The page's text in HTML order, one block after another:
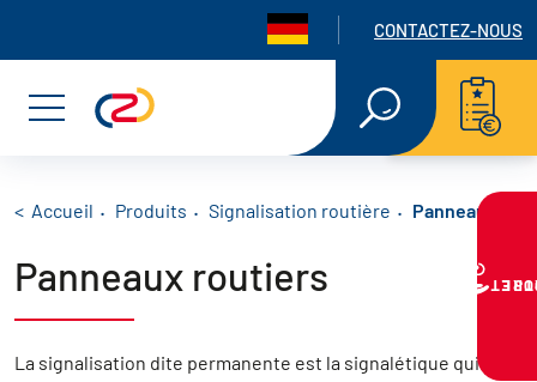
au
au
principal
au
de
page
Navigation
CONTACTEZ-NOUS
Menu
TEXTE
Fil d'Ariane
Accueil Produits Signalisation routière Panneaux
Panneaux routiers
La signalisation dite permanente est la signalétique qui
VOTRE
Panneau de gestion des cookies